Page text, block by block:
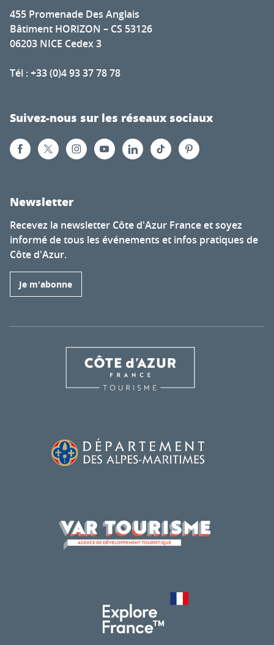
455 Promenade Des Anglais
Bâtiment HORIZON – CS 53126
06203 NICE Cedex 3
Tél : +33 (0)4 93 37 78 78
Suivez-nous sur les réseaux sociaux
Newsletter
Recevez la newsletter Côte d'Azur France et soyez
informé de tous les événements et infos pratiques de
Côte d'Azur.
Je m'abonne